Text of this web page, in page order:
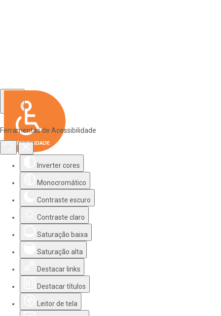
Ferramentas de Acessibilidade
Inverter cores
Monocromático
Contraste escuro
Contraste claro
Saturação baixa
Saturação alta
Destacar links
Destacar títulos
Leitor de tela